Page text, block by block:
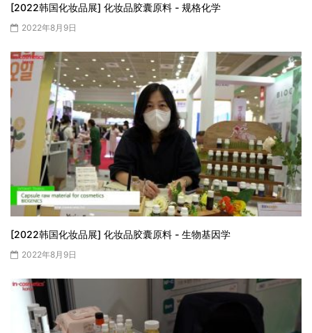
[2022韩国化妆品展] 化妆品胶囊原料 - 规格化学
2022年8月9日
[2022韩国化妆品展] 化妆品胶囊原料 - 生物基因学
2022年8月9日